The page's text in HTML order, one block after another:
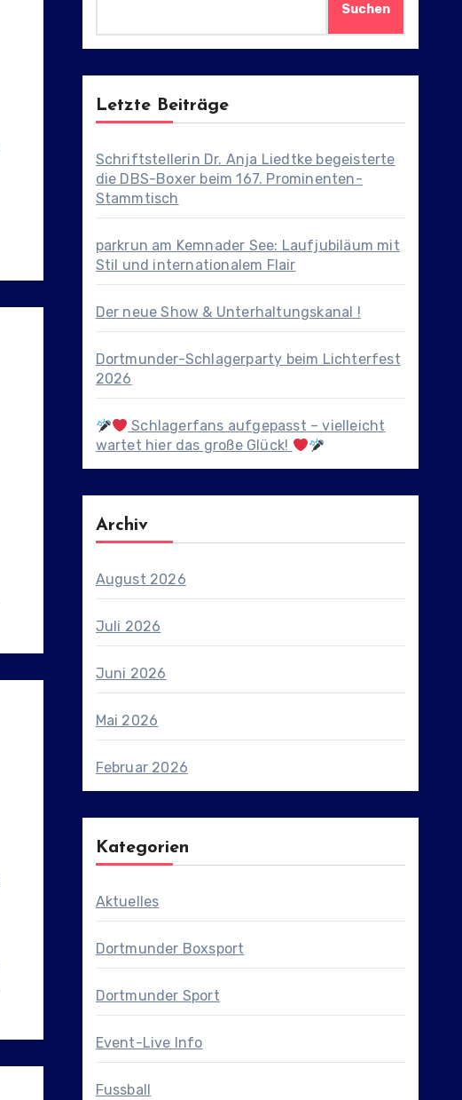
Suchen
Letzte Beiträge
Schriftstellerin Dr. Anja Liedtke begeisterte
die DBS-Boxer beim 167. Prominenten-
Stammtisch
parkrun am Kemnader See: Laufjubiläum mit
Stil und internationalem Flair
Der neue Show & Unterhaltungskanal !
Dortmunder-Schlagerparty beim Lichterfest
2026
Schlagerfans aufgepasst – vielleicht
wartet hier das große Glück!
Archiv
August 2026
Juli 2026
Juni 2026
Mai 2026
Februar 2026
Kategorien
Aktuelles
Dortmunder Boxsport
Dortmunder Sport
Event-Live Info
Fussball